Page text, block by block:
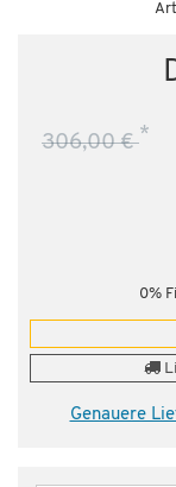
306,00 €*
0%
Genauere